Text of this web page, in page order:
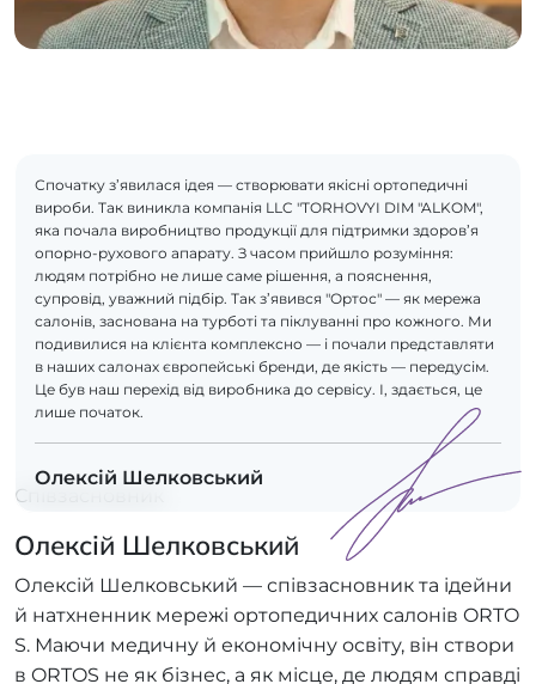
Спочатку з’явилася ідея — створювати якісні ортопедичні
вироби. Так виникла компанія LLC "TORHOVYI DIM "ALKOM",
яка почала виробництво продукції для підтримки здоров’я
опорно-рухового апарату. З часом прийшло розуміння:
людям потрібно не лише саме рішення, а пояснення,
супровід, уважний підбір. Так з’явився "Ортос" — як мережа
салонів, заснована на турботі та піклуванні про кожного. Ми
подивилися на клієнта комплексно — і почали представляти
в наших салонах європейські бренди, де якість — передусім.
Це був наш перехід від виробника до сервісу. І, здається, це
лише початок.
Олексій Шелковський
Співзасновник
Олексій Шелковський
Олексій Шелковський — співзасновник та ідейни
й натхненник мережі ортопедичних салонів ORTO
S. Маючи медичну й економічну освіту, він створи
в ORTOS не як бізнес, а як місце, де людям справді